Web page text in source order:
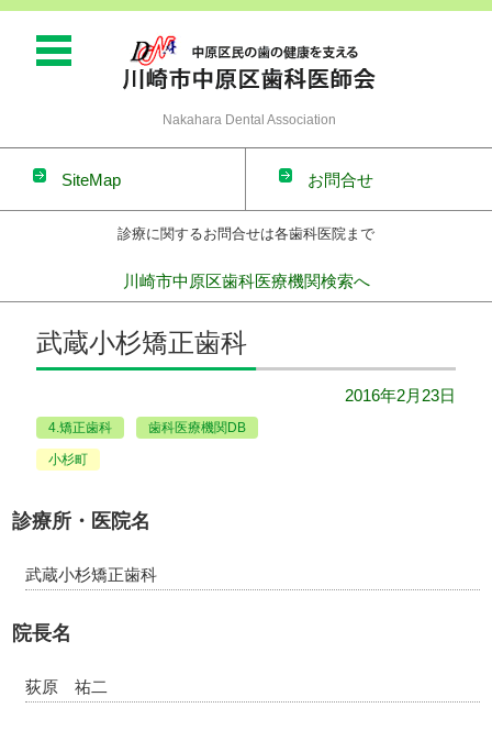
Nakahara Dental Association
SiteMap お問合せ
診療に関するお問合せは各歯科医院まで
川崎市中原区歯科医療機関検索へ
コンテンツに移動
武蔵小杉矯正歯科
2016年2月23日
4.矯正歯科 歯科医療機関DB
小杉町
診療所・医院名
武蔵小杉矯正歯科
院長名
荻原 祐二